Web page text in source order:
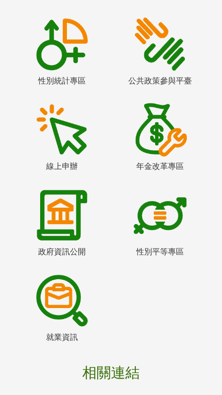
性別統計專區 公共政策參與平臺
線上申辦 年金改革專區
政府資訊公開 性別平等專區
就業資訊
相關連結